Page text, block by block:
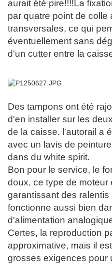
aurait été pire!!!!La
par quatre point de colle
transversales, ce qui
éventuellement sans
d'un cutter entre la
Des tampons ont été
d'en installer sur les
de la caisse. l'autorail a
avec un lavis de
dans du white spirit.
Bon pour le service, le
doux, ce type de moteur
garantissant des ralentis
fonctionne aussi bien
d'alimentation
Certes, la reproduction
approximative, mais il
grosses exigences pour